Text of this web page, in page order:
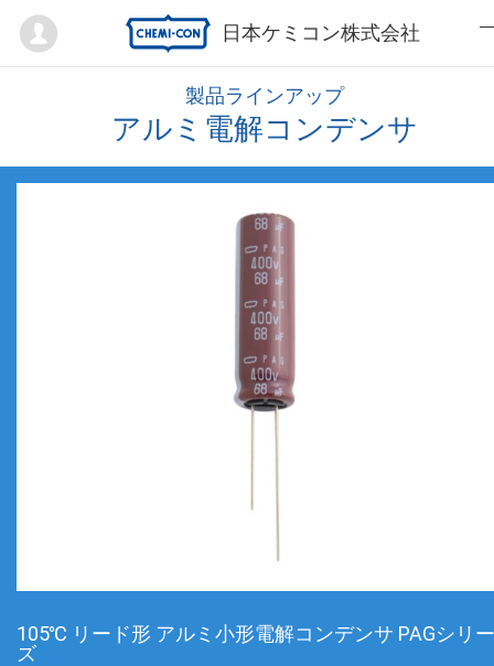
日本ケミコン株式会社
Mypage
製品ラインアップ
アルミ電解コンデンサ
105℃ リード形 アルミ小形電解コンデンサ PAGシリー
ズ